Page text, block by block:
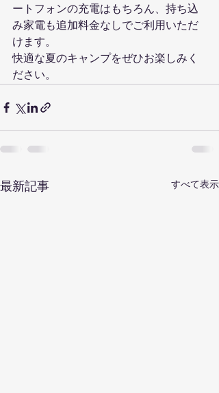
ートフォンの充電はもちろん、持ち込
み家電も追加料金なしでご利用いただ
けます。
快適な夏のキャンプをぜひお楽しみく
ださい。
最新記事 すべて表示